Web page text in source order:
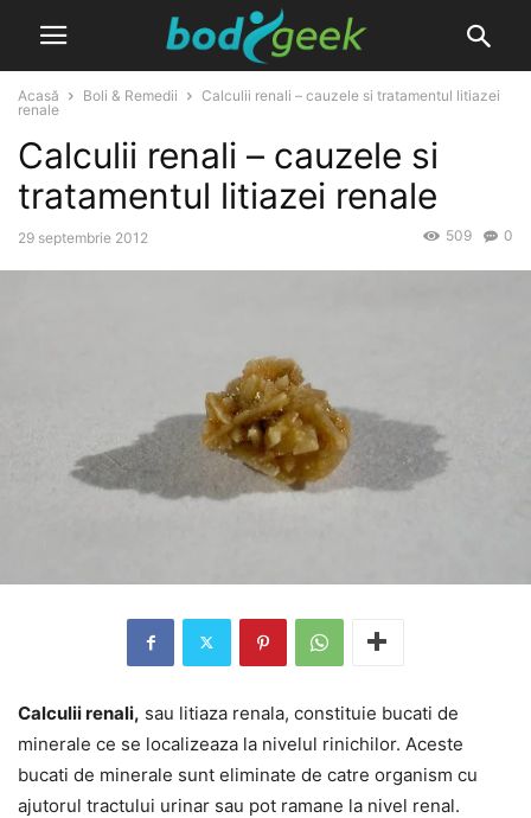
Acasă Boli & Remedii
Calculii renali – cauzele si tratamentul litiazei
renale
Calculii renali – cauzele si
tratamentul litiazei renale
29 septembrie 2012 0
509
Calculii renali, sau litiaza renala, constituie bucati de
minerale ce se localizeaza la nivelul rinichilor. Aceste
bucati de minerale sunt eliminate de catre organism cu
ajutorul tractului urinar sau pot ramane la nivel renal.